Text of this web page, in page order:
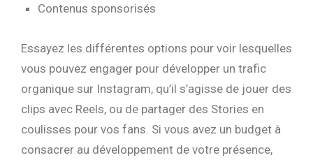
Contenus sponsorisés
Essayez les différentes options pour voir lesquelles
vous pouvez engager pour développer un trafic
organique sur Instagram, qu’il s’agisse de jouer des
clips avec Reels, ou de partager des Stories en
coulisses pour vos fans. Si vous avez un budget à
consacrer au développement de votre présence,